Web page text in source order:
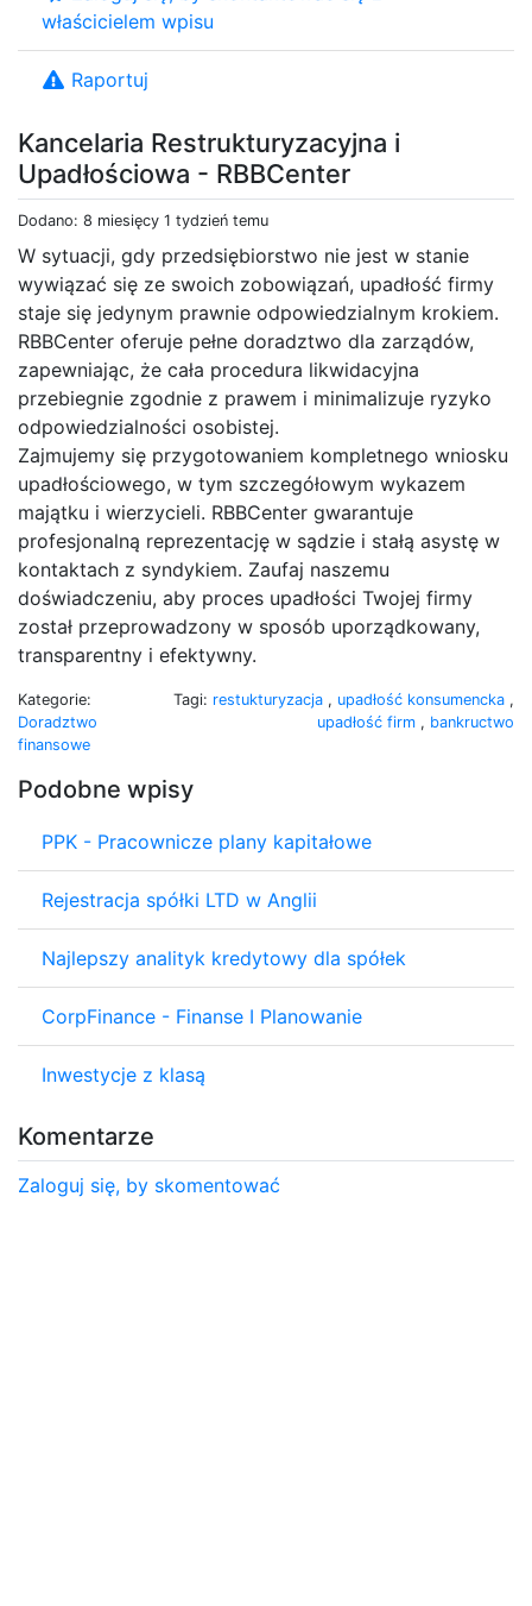
Kancelaria Restrukturyzacyjna i
Upadłościowa - RBBCenter
Dodano: 8 miesięcy 1 tydzień temu
W sytuacji, gdy przedsiębiorstwo nie jest w stanie
wywiązać się ze swoich zobowiązań, upadłość firmy
staje się jedynym prawnie odpowiedzialnym krokiem.
RBBCenter oferuje pełne doradztwo dla zarządów,
zapewniając, że cała procedura likwidacyjna
przebiegnie zgodnie z prawem i minimalizuje ryzyko
odpowiedzialności osobistej.
Zajmujemy się przygotowaniem kompletnego wniosku
upadłościowego, w tym szczegółowym wykazem
majątku i wierzycieli. RBBCenter gwarantuje
profesjonalną reprezentację w sądzie i stałą asystę w
kontaktach z syndykiem. Zaufaj naszemu
doświadczeniu, aby proces upadłości Twojej firmy
został przeprowadzony w sposób uporządkowany,
transparentny i efektywny.
Kategorie:
Doradztwo
finansowe
Tagi: restukturyzacja , upadłość konsumencka ,
upadłość firm , bankructwo
Podobne wpisy
PPK - Pracownicze plany kapitałowe
Rejestracja spółki LTD w Anglii
Najlepszy analityk kredytowy dla spółek
CorpFinance - Finanse I Planowanie
Inwestycje z klasą
Komentarze
Zaloguj się, by skomentować
właścicielem wpisu
Raportuj